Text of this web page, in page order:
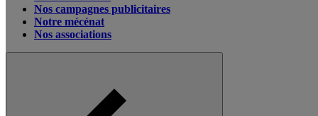
Nos campagnes publicitaires
Notre mécénat
Nos associations